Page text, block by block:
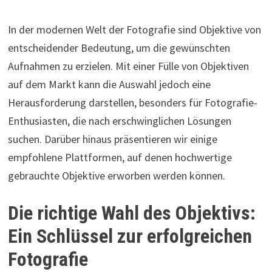
In der modernen Welt der Fotografie sind Objektive von
entscheidender Bedeutung, um die gewünschten
Aufnahmen zu erzielen. Mit einer Fülle von Objektiven
auf dem Markt kann die Auswahl jedoch eine
Herausforderung darstellen, besonders für Fotografie-
Enthusiasten, die nach erschwinglichen Lösungen
suchen. Darüber hinaus präsentieren wir einige
empfohlene Plattformen, auf denen hochwertige
gebrauchte Objektive erworben werden können.
Die richtige Wahl des Objektivs:
Ein Schlüssel zur erfolgreichen
Fotografie